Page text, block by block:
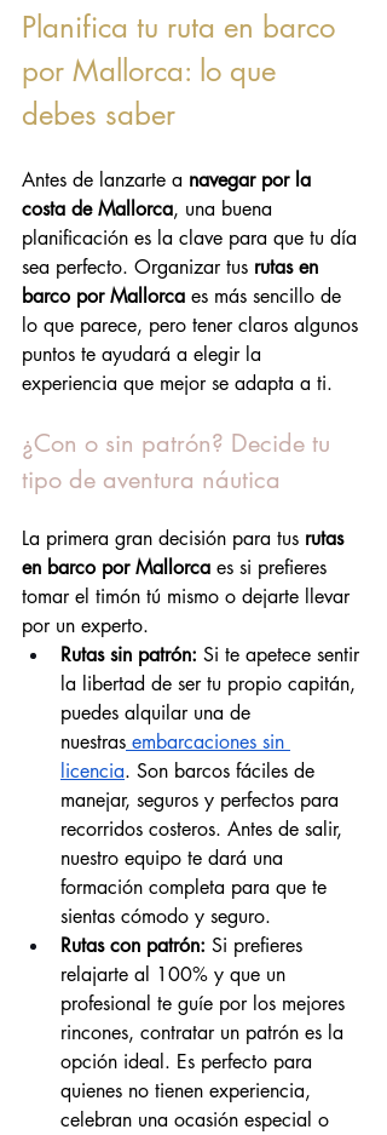
Planifica tu ruta en barco
por Mallorca: lo que
debes saber
Antes de lanzarte a navegar por la
costa de Mallorca, una buena
planificación es la clave para que tu día
sea perfecto. Organizar tus rutas en
barco por Mallorca es más sencillo de
lo que parece, pero tener claros algunos
puntos te ayudará a elegir la
experiencia que mejor se adapta a ti.
¿Con o sin patrón? Decide tu
tipo de aventura náutica
La primera gran decisión para tus rutas
en barco por Mallorca es si prefieres
tomar el timón tú mismo o dejarte llevar
por un experto.
Rutas sin patrón: Si te apetece sentir
la libertad de ser tu propio capitán,
puedes alquilar una de
nuestras embarcaciones sin
licencia. Son barcos fáciles de
manejar, seguros y perfectos para
recorridos costeros. Antes de salir,
nuestro equipo te dará una
formación completa para que te
sientas cómodo y seguro.
Rutas con patrón: Si prefieres
relajarte al 100% y que un
profesional te guíe por los mejores
rincones, contratar un patrón es la
opción ideal. Es perfecto para
quienes no tienen experiencia,
celebran una ocasión especial o